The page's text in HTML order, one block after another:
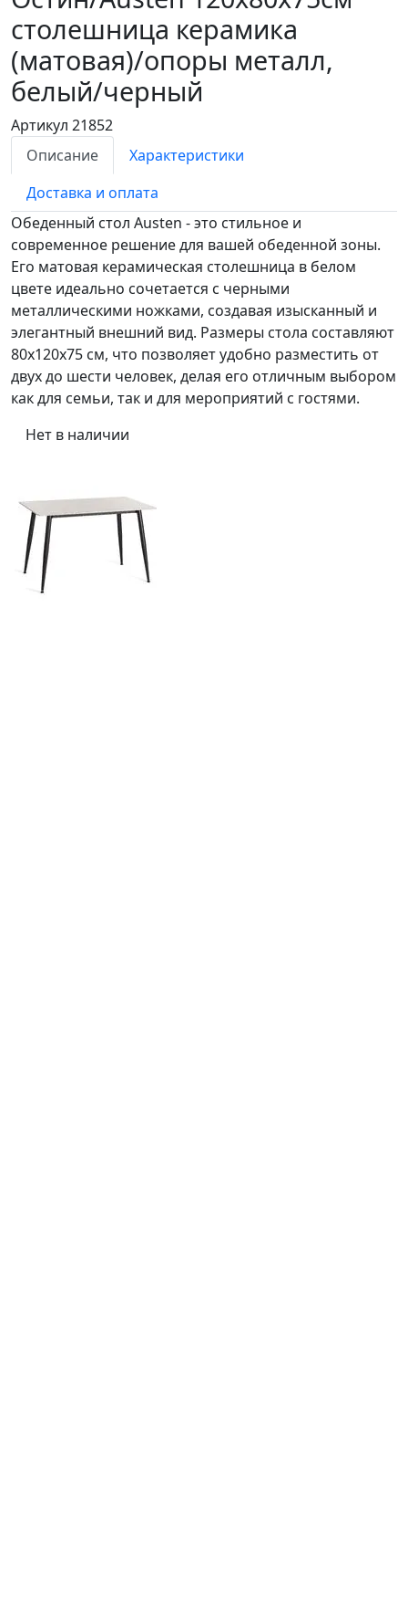
столешница керамика
(матовая)/опоры металл,
белый/черный
Артикул 21852
Описание
Характеристики
Доставка и оплата
Обеденный стол Austen - это стильное и
современное решение для вашей обеденной зоны.
Его матовая керамическая столешница в белом
цвете идеально сочетается с черными
металлическими ножками, создавая изысканный и
элегантный внешний вид. Размеры стола составляют
80х120х75 см, что позволяет удобно разместить от
двух до шести человек, делая его отличным выбором
как для семьи, так и для мероприятий с гостями.
Нет в наличии